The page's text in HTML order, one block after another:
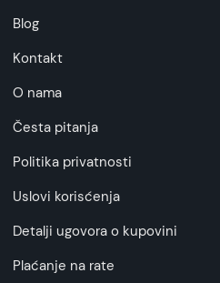
Blog
Kontakt
O nama
Česta pitanja
Politika privatnosti
Uslovi korisćenja
Detalji ugovora o kupovini
Plaćanje na rate